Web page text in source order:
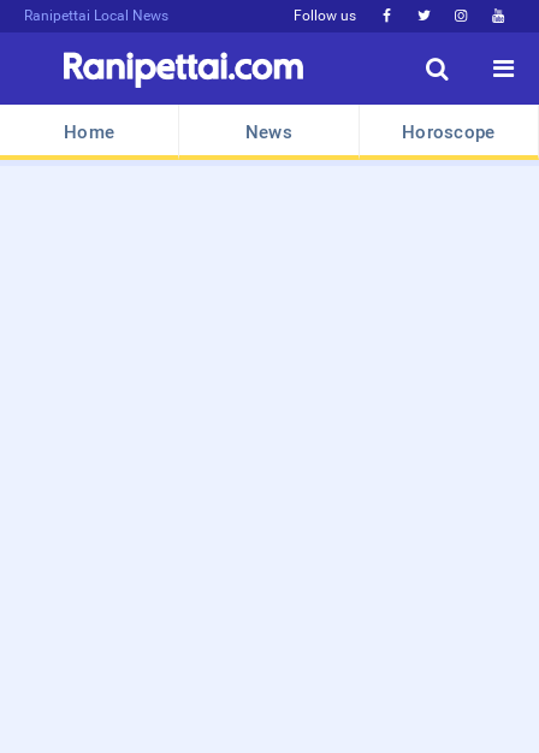
Ranipettai Local News Follow us    


Home News Horoscope